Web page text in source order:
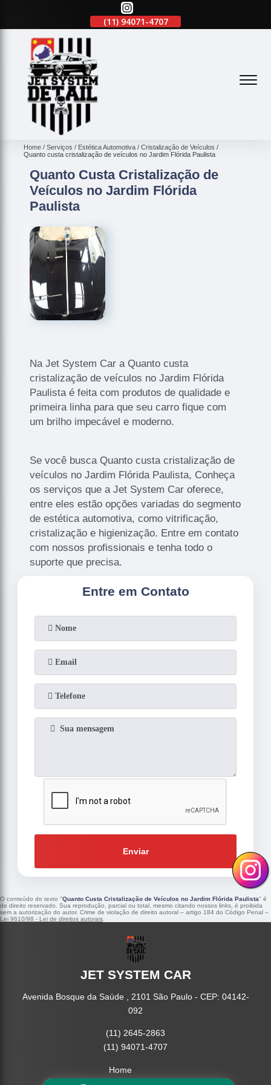
(11) 94071-4707 (11)
Home Serviços Estética Automotiva
Cristalização de Veículos
Quanto custa cristalização de veículos no Jardim Flórida Paulista
Quanto Custa Cristalização de
Veículos no Jardim Flórida
Paulista
Na Jet System Car a Quanto custa
cristalização de veículos no Jardim Flórida
Paulista é feita com produtos de qualidade e
primeira linha para que seu carro fique com
um brilho impecável e moderno.
Se você busca Quanto custa cristalização de
veículos no Jardim Flórida Paulista, Conheça
os serviços que a Jet System Car oferece,
entre eles estão opções variadas do segmento
de estética automotiva, como vitrificação,
cristalização e higienização. Entre em contato
com nossos profissionais e tenha todo o
suporte que precisa.
Entre em Contato
Enviar
O conteúdo do texto "Quanto Custa Cristalização de Veículos no Jardim Flórida Paulista" é
de direito reservado. Sua reprodução, parcial ou total, mesmo citando nossos links, é proibida
sem a autorização do autor. Crime de violação de direito autoral – artigo 184 do Código Penal –
Lei 9610/98 - Lei de direitos autorais
JET SYSTEM CAR
Avenida Bosque da Saúde , 2101 São Paulo - CEP: 04142-
092
(11) 2645-2863
(11) 94071-4707
Home